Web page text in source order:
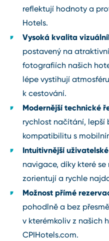
reflektují hodnoty a
Hotels.
Vysoká kvalita
postavený na
fotografiích našich
lépe vystihují
k cestování.
Modernější technické
rychlost načítání, lepší
kompatibilitu s
Intuitivnější
navigace, díky které
zorientují a rychle
Možnost přímé
pohodlně a bez
v kterémkoliv z našich
CPIHotels.com.